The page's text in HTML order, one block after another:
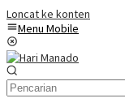
Loncat ke konten
Menu Mobile